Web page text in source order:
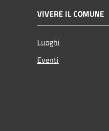
VIVERE IL COMUNE
Luoghi
Eventi